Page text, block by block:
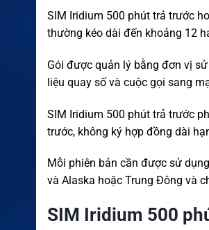
SIM Iridium 500 phút trả trước
thường kéo dài đến khoảng 12
Gói được quản lý bằng đơn vị
liệu quay số và cuộc gọi sang
SIM Iridium 500 phút trả trước
trước, không ký hợp đồng dài
Mỗi phiên bản cần được sử
và Alaska hoặc Trung Đông và
SIM Iridium 500